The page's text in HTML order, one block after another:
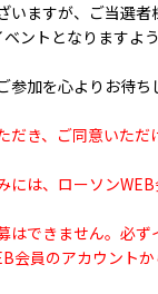
いますが、ご当選者
ントとなりますよ
参加を心よりお待ち
だき、ご同意いた
には、ローソン
はできません。必ず
会員のアカウント